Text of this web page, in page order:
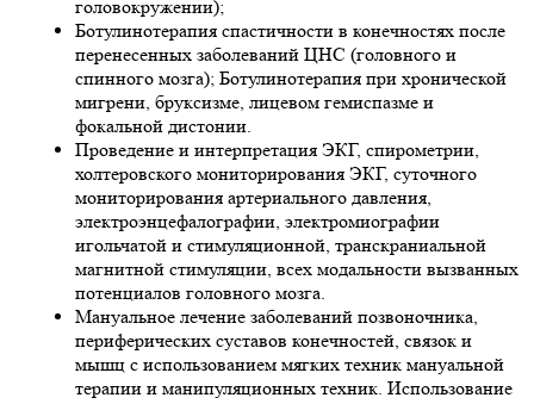
головокружении);
Ботулинотерапия спастичности в конечностях после
перенесенных заболеваний ЦНС (головного и
спинного мозга); Ботулинотерапия при хронической
мигрени, бруксизме, лицевом гемиспазме и
фокальной дистонии.
Проведение и интерпретация ЭКГ, спирометрии,
холтеровского мониторирования ЭКГ, суточного
мониторирования артериального давления,
электроэнцефалографии, электромиографии
игольчатой и стимуляционной, транскраниальной
магнитной стимуляции, всех модальности вызванных
потенциалов головного мозга.
Мануальное лечение заболеваний позвоночника,
периферических суставов конечностей, связок и
мышц с использованием мягких техник мануальной
терапии и манипуляционных техник. Использование